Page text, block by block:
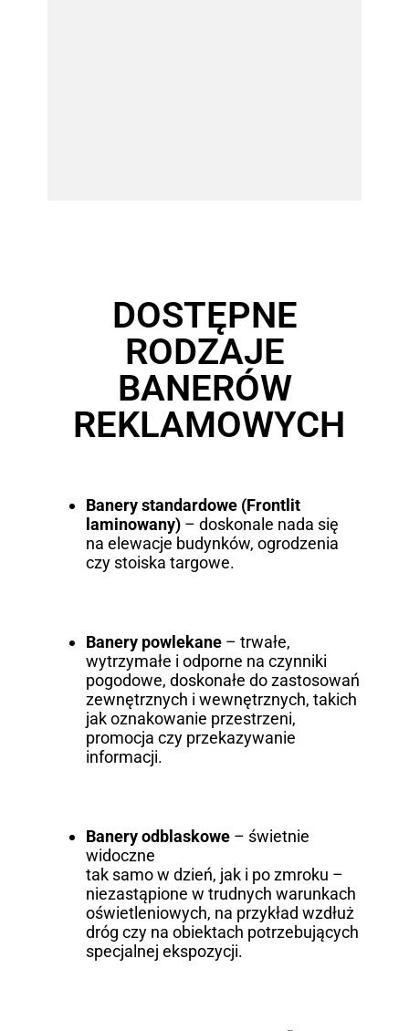
DOSTĘPNE
RODZAJE
BANERÓW
REKLAMOWYCH
Banery standardowe (Frontlit
laminowany)– doskonale nada się
na elewacje budynków, ogrodzenia
czy stoiska targowe.
Banery powlekane– trwałe,
wytrzymałe i odporne na czynniki
pogodowe, doskonałe do zastosowań
zewnętrznych i wewnętrznych, takich
jak oznakowanie przestrzeni,
promocja czy przekazywanie
informacji.
Banery odblaskowe– świetnie
widoczne
tak samo w dzień, jak i po zmroku –
niezastąpione w trudnych warunkach
oświetleniowych, na przykład wzdłuż
dróg czy na obiektach potrzebujących
specjalnej ekspozycji.